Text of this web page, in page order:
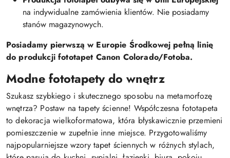
na indywidualne zamówienia klientów. Nie posiadamy
stanów magazynowych.
Posiadamy pierwszą w Europie Środkowej pełną linię
do produkcji fototapet Canon Colorado/Fotoba.
Modne fototapety do wnętrz
Szukasz szybkiego i skutecznego sposobu na metamorfozę
wnętrza? Postaw na tapety ścienne! Współczesna fototapeta
to dekoracja wielkoformatowa, która błyskawicznie przemieni
pomieszczenie w zupełnie inne miejsce. Przygotowaliśmy
najpopularniejsze wzory tapet ściennych w różnych stylach,